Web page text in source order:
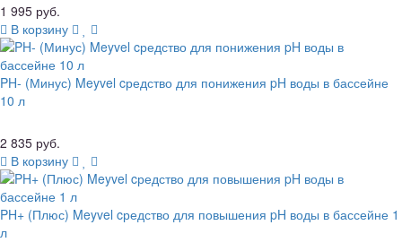
1 995 руб.
В корзину
PH- (Минус) Meyvel cредство для понижения pH воды в бассейне
10 л
2 835 руб.
В корзину
PH+ (Плюс) Meyvel cредство для повышения pH воды в бассейне 1
л